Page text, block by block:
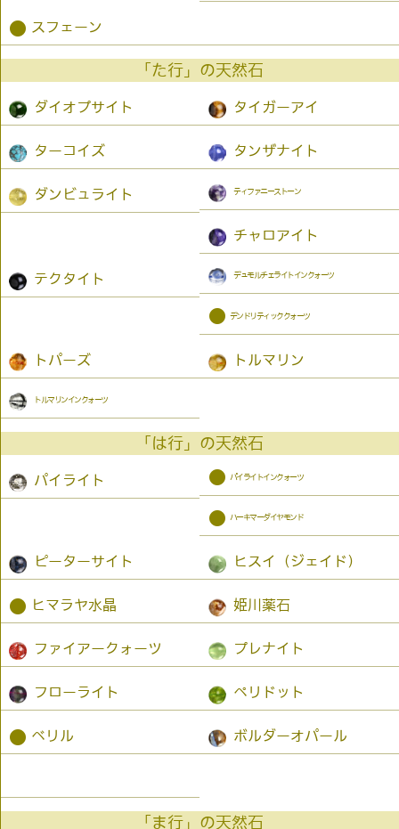
● スフェーン
「た行」の天然石
ダイオプサイト タイガーアイ
ターコイズ タンザナイト
ダンビュライト ティファニーストーン
チャロアイト
テクタイト デュモルチェライトインクォーツ
● デンドリティッククォーツ
トパーズ トルマリン
トルマリンインクォーツ
「は行」の天然石
パイライト ● パイライトインクォーツ
● ハーキマーダイヤモンド
ピーターサイト ヒスイ（ジェイド）
● ヒマラヤ水晶 姫川薬石
ファイアークォーツ プレナイト
フローライト ペリドット
● ベリル ボルダーオパール
「ま行」の天然石